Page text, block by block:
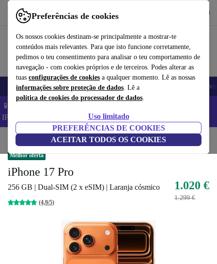
Preferências de cookies
Os nossos cookies destinam-se principalmente a mostrar-te
conteúdos mais relevantes. Para que isto funcione corretamente,
pedimos o teu consentimento para analisar o teu comportamento de
navegação - com cookies próprios e de terceiros. Podes alterar as
tuas configurações de cookies a qualquer momento. Lê as nossas
informações sobre proteção de dados. Lê a
política de cookies do processador de dados.
Uso limitado
PREFERÊNCIAS DE COOKIES
ACEITAR TODOS OS COOKIES
Use o refurbed de forma rápida e fácil
Telemóveis Computadores Portáteis Tablets
📱 Poupa 5% EXTRA em todos os iPhones – Código:
IPHONEDEAL –
Início Telemóveis e smartphones iPhones
Melhor oferta
iPhone 17 Pro
256 GB | Dual-SIM (2 x eSIM) | Laranja cósmico
(4,9/5)
1.020 €
1.299 €